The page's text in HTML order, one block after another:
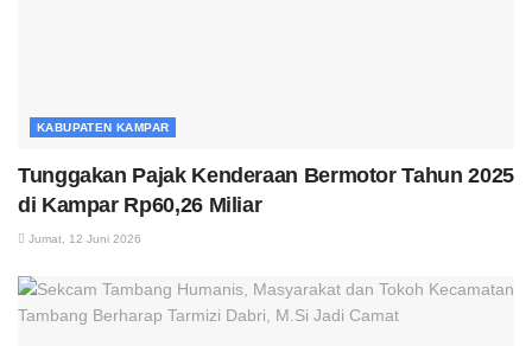
KABUPATEN KAMPAR
Tunggakan Pajak Kenderaan Bermotor Tahun 2025
di Kampar Rp60,26 Miliar
Jumat, 12 Juni 2026